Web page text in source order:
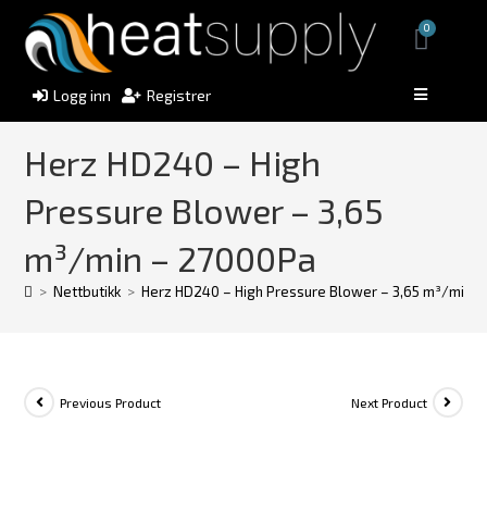
Logg inn Registrer
0
Herz HD240 – High
Pressure Blower – 3,65
m³/min – 27000Pa
> Nettbutikk > Herz HD240 – High Pressure Blower – 3,65 m³/min
Previous Product Next Product